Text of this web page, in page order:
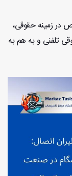
در زمینه حقوقی،
تلفنی و به هم به